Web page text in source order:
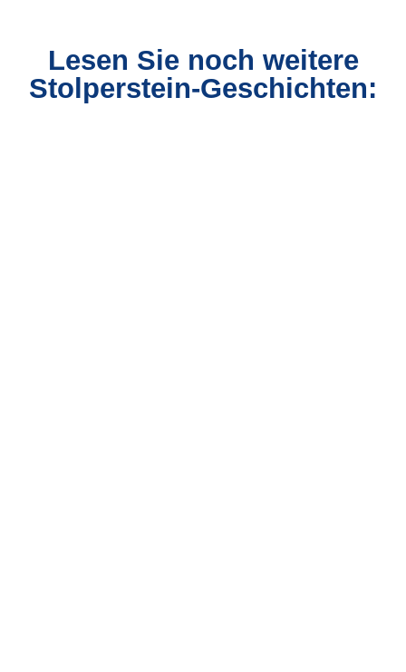
Lesen Sie noch weitere
Stolperstein-Geschichten: